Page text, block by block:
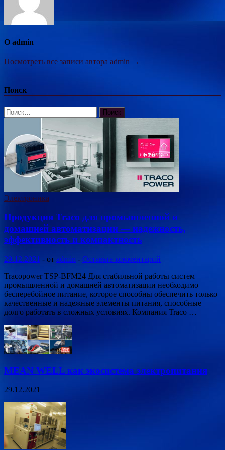
О admin
Посмотреть все записи автора admin →
Поиск
Найти:
Электроника
Продукция Traco для промышленной и
домашней автоматизации — надежность,
эффективность и компактность
29.12.2021 - от admin - Оставьте комментарий
Tracopower TSP-BFM24 Для стабильной работы систем
промышленной и домашней автоматизации необходимо
бесперебойное питание, которое способны обеспечить только
качественные и надежные элементы питания, способные
долго работать в сложных условиях. Компания Traco …
MEAN WELL как экосистема электропитания
29.12.2021